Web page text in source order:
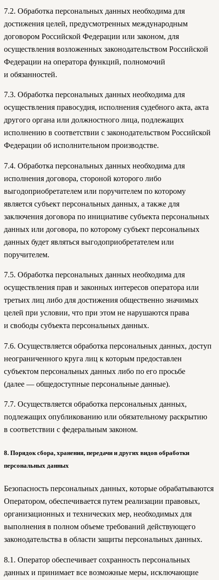
7.2. Обработка персональных данных необходима для
достижения целей, предусмотренных международным
договором Российской Федерации или законом, для
осуществления возложенных законодательством Российской
Федерации на оператора функций, полномочий
и обязанностей.
7.3. Обработка персональных данных необходима для
осуществления правосудия, исполнения судебного акта, акта
другого органа или должностного лица, подлежащих
исполнению в соответствии с законодательством Российской
Федерации об исполнительном производстве.
7.4. Обработка персональных данных необходима для
исполнения договора, стороной которого либо
выгодоприобретателем или поручителем по которому
является субъект персональных данных, а также для
заключения договора по инициативе субъекта персональных
данных или договора, по которому субъект персональных
данных будет являться выгодоприобретателем или
поручителем.
7.5. Обработка персональных данных необходима для
осуществления прав и законных интересов оператора или
третьих лиц либо для достижения общественно значимых
целей при условии, что при этом не нарушаются права
и свободы субъекта персональных данных.
7.6. Осуществляется обработка персональных данных, доступ
неограниченного круга лиц к которым предоставлен
субъектом персональных данных либо по его просьбе
(далее — общедоступные персональные данные).
7.7. Осуществляется обработка персональных данных,
подлежащих опубликованию или обязательному раскрытию
в соответствии с федеральным законом.
8. Порядок сбора, хранения, передачи и других видов обработки
персональных данных
Безопасность персональных данных, которые обрабатываются
Оператором, обеспечивается путем реализации правовых,
организационных и технических мер, необходимых для
выполнения в полном объеме требований действующего
законодательства в области защиты персональных данных.
8.1. Оператор обеспечивает сохранность персональных
данных и принимает все возможные меры, исключающие